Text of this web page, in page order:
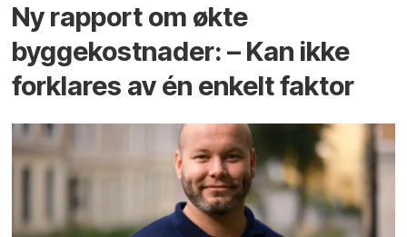
Ny rapport om økte
byggekostnader: – Kan ikke
forklares av én enkelt faktor